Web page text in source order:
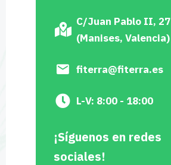
C/Juan Pablo II, 27
(Manises, Valencia)
fiterra@fiterra.es
L-V: 8:00 - 18:00
¡Síguenos en redes
sociales!